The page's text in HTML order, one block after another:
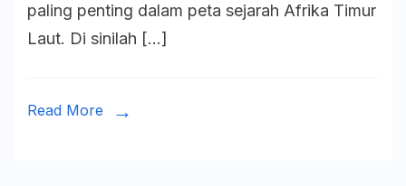
Antara
Konflik
paling penting dalam peta sejarah Afrika Timur
Laut. Di sinilah […]
Read More